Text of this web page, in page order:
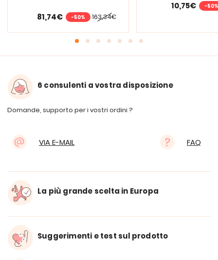
163,34€
81,74€ -50%
10,75€ -50%
6 consulenti a vostra disposizione
Domande, supporto per i vostri ordini ?
VIA E-MAIL FAQ
La più grande scelta in Europa
Suggerimenti e test sul prodotto